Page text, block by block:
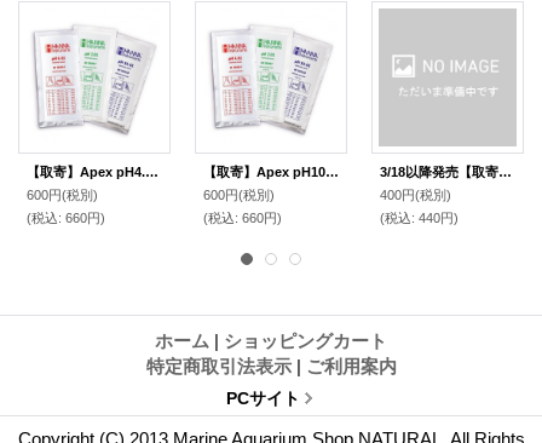
【取寄】Apex pH4.00校正液
600円(税別)
(税込: 660円)
【取寄】Apex pH10.00校正液
600円(税別)
(税込: 660円)
3/18以降発売【取寄】Camoer KH Carer用 PH4.01校正液 使い切り
400円(税別)
(税込: 440円)
ホーム | ショッピングカート
特定商取引法表示 | ご利用案内
PCサイト
Copyright (C) 2013 Marine Aquarium Shop NATURAL. All Rights